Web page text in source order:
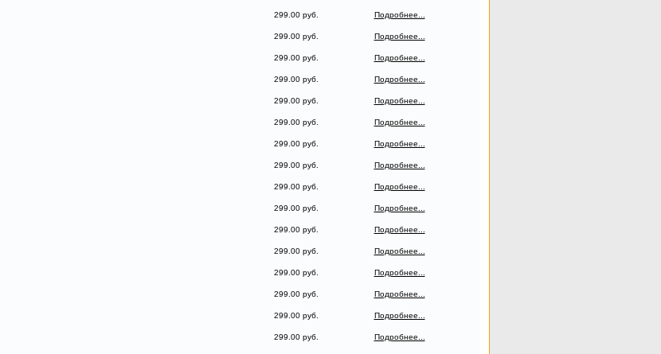
299.00 руб.
Подробнее...
299.00 руб.
Подробнее...
299.00 руб.
Подробнее...
299.00 руб.
Подробнее...
299.00 руб.
Подробнее...
299.00 руб.
Подробнее...
299.00 руб.
Подробнее...
299.00 руб.
Подробнее...
299.00 руб.
Подробнее...
299.00 руб.
Подробнее...
299.00 руб.
Подробнее...
299.00 руб.
Подробнее...
299.00 руб.
Подробнее...
299.00 руб.
Подробнее...
299.00 руб.
Подробнее...
299.00 руб.
Подробнее...